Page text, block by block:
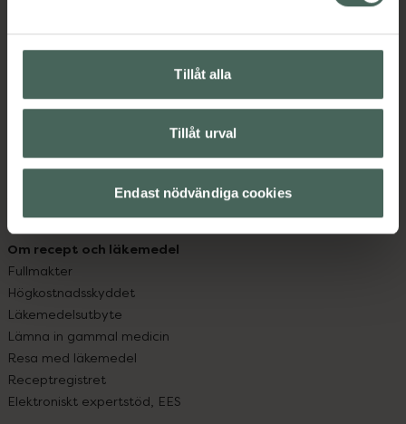
Tillåt alla
Tillåt urval
Endast nödvändiga cookies
Handla tryggt
Leverans, betalning och retur
Sajtens tillgänglighet
Köpvillkor
Om recept och läkemedel
Fullmakter
Högkostnadsskyddet
Läkemedelsutbyte
Lämna in gammal medicin
Resa med läkemedel
Receptregistret
Elektroniskt expertstöd, EES